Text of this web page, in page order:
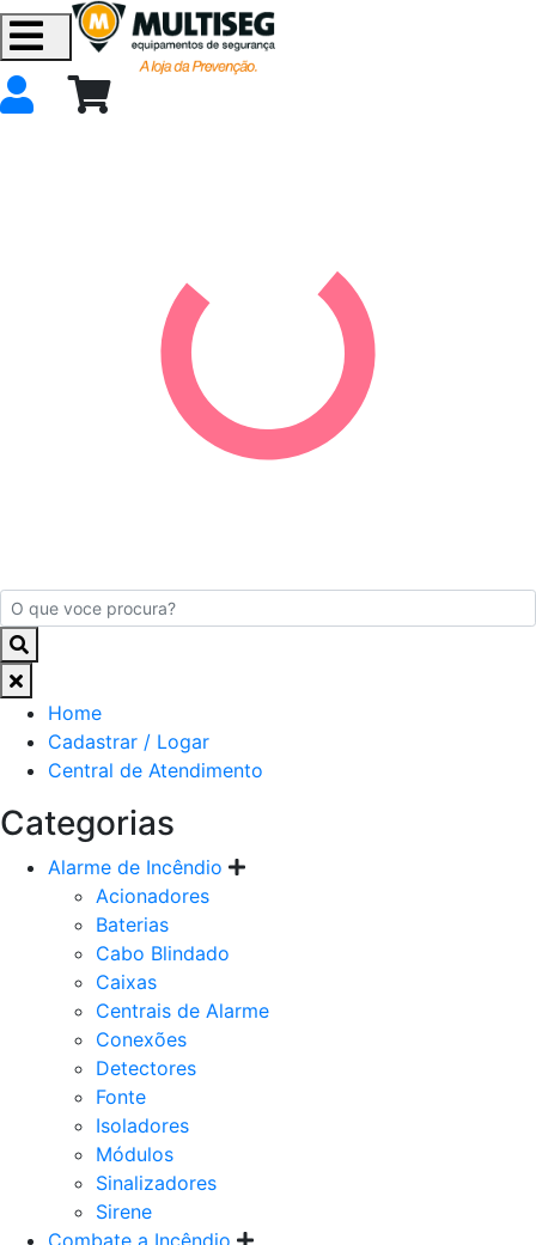
Home
Cadastrar / Logar
Central de Atendimento
Categorias
Alarme de Incêndio
Acionadores
Baterias
Cabo Blindado
Caixas
Centrais de Alarme
Conexões
Detectores
Fonte
Isoladores
Módulos
Sinalizadores
Sirene
Combate a Incêndio